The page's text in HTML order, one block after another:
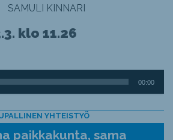
SAMULI KINNARI
klo 11.26
00:00
YHTEISTYÖ
paikkakunta, sama